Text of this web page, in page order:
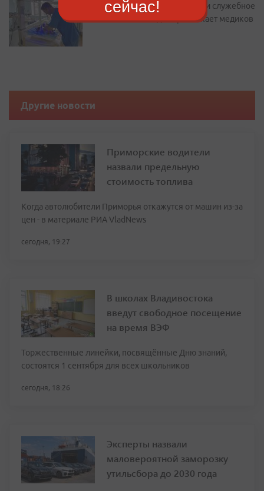
Подъемные до 2 миллионов и служебное
жилье: как Находка привлекает медиков
Другие новости
Приморские водители
назвали предельную
стоимость топлива
Когда автолюбители Приморья откажутся от машин из-за
цен - в материале РИА VladNews
сегодня, 19:27
В школах Владивостока
введут свободное посещение
на время ВЭФ
Торжественные линейки, посвящённые Дню знаний,
состоятся 1 сентября для всех школьников
сегодня, 18:26
Эксперты назвали
маловероятной заморозку
утильсбора до 2030 года
сейчас!